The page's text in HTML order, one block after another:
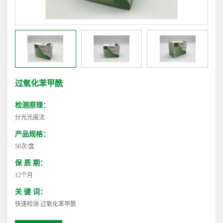
过氧化苯甲酰
检测原理：
分光光度法
产品规格：
50次/盒
保 质 期：
12个月
关 键 词：
快速检测 过氧化苯甲酰